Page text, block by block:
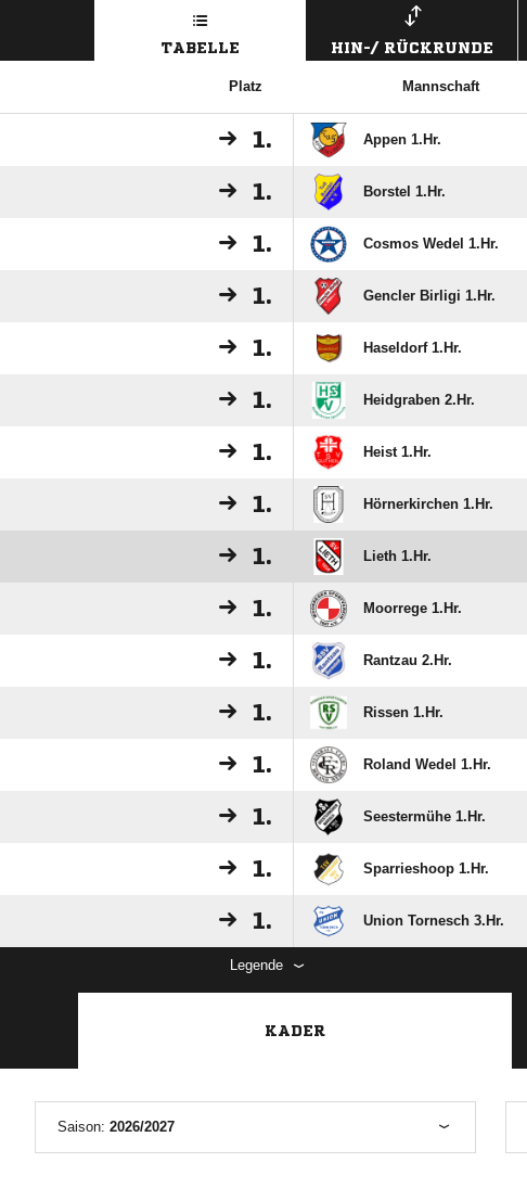
TABELLE HIN-/ RÜCKRUNDE
Platz Mannschaft
1. Appen 1.Hr.
1. Borstel 1.Hr.
1. Cosmos Wedel 1.Hr.
1. Gencler Birligi 1.Hr.
1. Haseldorf 1.Hr.
1. Heidgraben 2.Hr.
1. Heist 1.Hr.
1. Hörnerkirchen 1.Hr.
1. Lieth 1.Hr.
1. Moorrege 1.Hr.
1. Rantzau 2.Hr.
1. Rissen 1.Hr.
1. Roland Wedel 1.Hr.
1. Seestermühe 1.Hr.
1. Sparrieshoop 1.Hr.
1. Union Tornesch 3.Hr.
Legende
KADER
Saison: 2026/2027